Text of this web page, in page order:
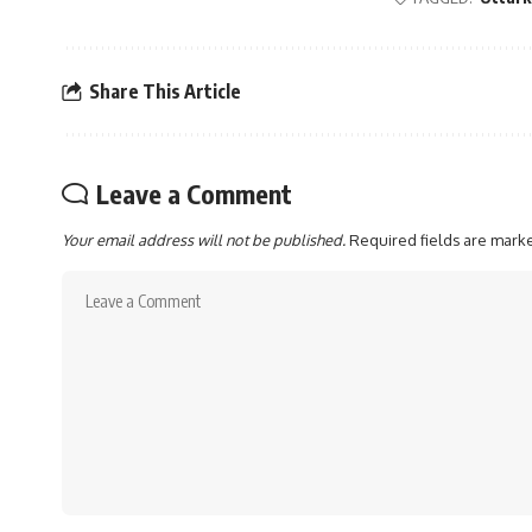
Share This Article
Leave a Comment
Your email address will not be published.Required fields are